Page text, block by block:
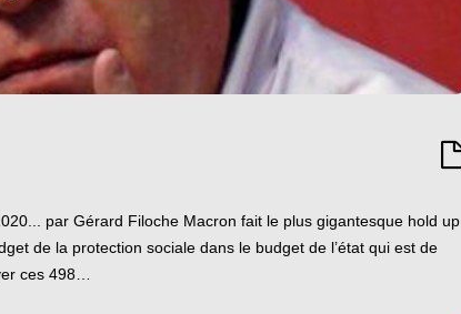
par Gérard Filoche Macron fait le plus gigantesque hold up
de la protection sociale dans le budget de l’état qui est de
ces 498…